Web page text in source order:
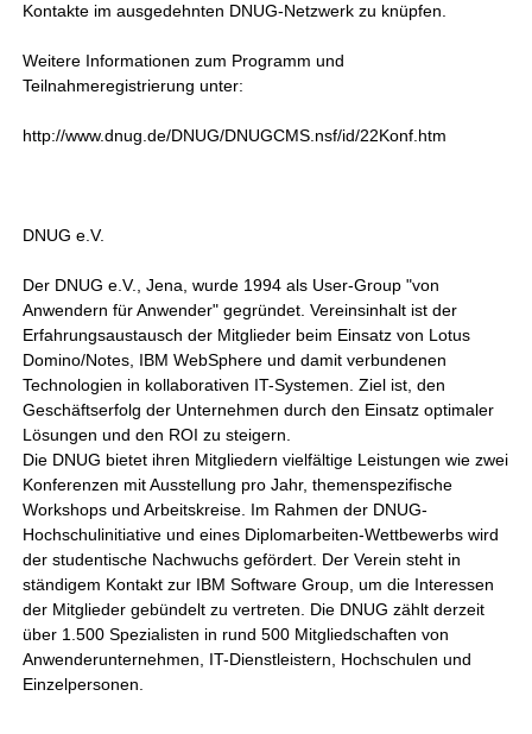
Kontakte im ausgedehnten DNUG-Netzwerk zu knüpfen.
Weitere Informationen zum Programm und
Teilnahmeregistrierung unter:
http://www.dnug.de/DNUG/DNUGCMS.nsf/id/22Konf.htm
DNUG e.V.
Der DNUG e.V., Jena, wurde 1994 als User-Group "von
Anwendern für Anwender" gegründet. Vereinsinhalt ist der
Erfahrungsaustausch der Mitglieder beim Einsatz von Lotus
Domino/Notes, IBM WebSphere und damit verbundenen
Technologien in kollaborativen IT-Systemen. Ziel ist, den
Geschäftserfolg der Unternehmen durch den Einsatz optimaler
Lösungen und den ROI zu steigern.
Die DNUG bietet ihren Mitgliedern vielfältige Leistungen wie zwei
Konferenzen mit Ausstellung pro Jahr, themenspezifische
Workshops und Arbeitskreise. Im Rahmen der DNUG-
Hochschulinitiative und eines Diplomarbeiten-Wettbewerbs wird
der studentische Nachwuchs gefördert. Der Verein steht in
ständigem Kontakt zur IBM Software Group, um die Interessen
der Mitglieder gebündelt zu vertreten. Die DNUG zählt derzeit
über 1.500 Spezialisten in rund 500 Mitgliedschaften von
Anwenderunternehmen, IT-Dienstleistern, Hochschulen und
Einzelpersonen.